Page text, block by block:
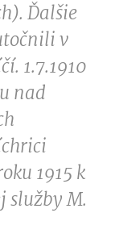
Ďalšie
v
1.7.1910
nad
1915 k
služby M.